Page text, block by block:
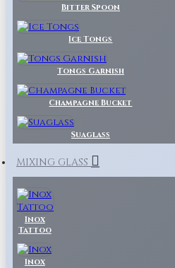
Bitter Spoon
Ice Tongs
Tongs Garnish
Champagne Bucket
Suaglass
MIXING GLASS
Inox
Tattoo
Inox